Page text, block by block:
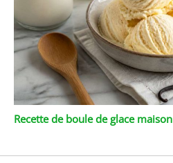
Recette de boule de glace maison